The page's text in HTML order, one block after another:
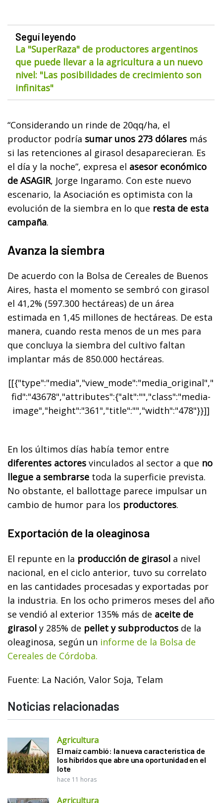
Seguí leyendo
La "SuperRaza" de productores argentinos
que puede llevar a la agricultura a un nuevo
nivel: "Las posibilidades de crecimiento son
infinitas"
“Considerando un rinde de 20qq/ha, el
productor podría sumar unos 273 dólares más
si las retenciones al girasol desaparecieran. Es
el día y la noche”, expresa el asesor económico
de ASAGIR, Jorge Ingaramo. Con este nuevo
escenario, la Asociación es optimista con la
evolución de la siembra en lo que resta de esta
campaña.
Avanza la siembra
De acuerdo con la Bolsa de Cereales de Buenos
Aires, hasta el momento se sembró con girasol
el 41,2% (597.300 hectáreas) de un área
estimada en 1,45 millones de hectáreas. De esta
manera, cuando resta menos de un mes para
que concluya la siembra del cultivo faltan
implantar más de 850.000 hectáreas.
[[{"type":"media","view_mode":"media_original","
fid":"43678","attributes":{"alt":"","class":"media-
image","height":"361","title":"","width":"478"}}]]
En los últimos días había temor entre
diferentes actores vinculados al sector a que no
llegue a sembrarse toda la superficie prevista.
No obstante, el ballottage parece impulsar un
cambio de humor para los productores.
Exportación de la oleaginosa
El repunte en la producción de girasol a nivel
nacional, en el ciclo anterior, tuvo su correlato
en las cantidades procesadas y exportadas por
la industria. En los ocho primeros meses del año
se vendió al exterior 135% más de aceite de
girasol y 285% de pellet y subproductos de la
oleaginosa, según un informe de la Bolsa de
Cereales de Córdoba.
Fuente: La Nación, Valor Soja, Telam
Noticias relacionadas
Agricultura
El maíz cambió: la nueva característica de
los híbridos que abre una oportunidad en el
lote
hace 11 horas
Agricultura